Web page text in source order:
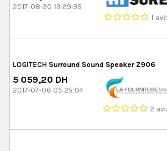
2017-08-30 13:29:35
1
LOGITECH Surround Sound Speaker Z906
5 059,20 DH
2017-07-06 05:25:04
2